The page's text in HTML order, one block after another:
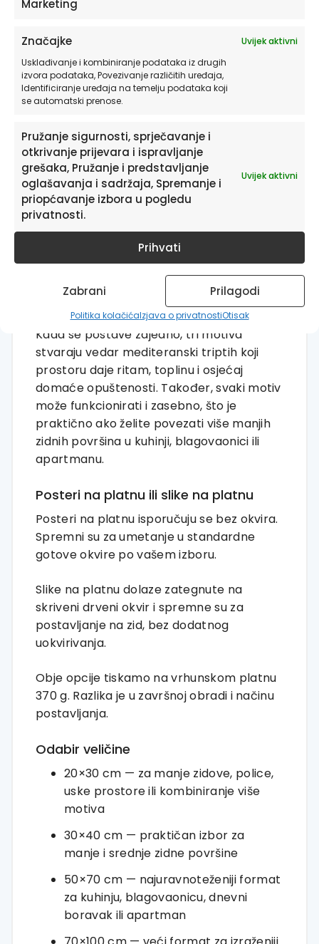
Marketing
Značajke
Uvijek aktivni
Usklađivanje i kombiniranje podataka iz drugih
izvora podataka, Povezivanje različitih uređaja,
Identificiranje uređaja na temelju podataka koji
se automatski prenose.
Pružanje sigurnosti, sprječavanje i
otkrivanje prijevara i ispravljanje
grešaka, Pružanje i predstavljanje
oglašavanja i sadržaja, Spremanje i
priopćavanje izbora u pogledu
privatnosti.
Uvijek aktivni
Prihvati
Zabrani Prilagodi
Politika kolačićaIzjava o privatnostiOtisak
pojedinačni motiv
Dodajte proizvod u košaricu
Mi izrađujemo vaš set i šaljemo ga na
O dizajnu
Dizajn se temelji na tri prepoznatljiva
mediteranska motiva: maslini, limunu i
grožđu. Prvi motiv donosi grane masline s
tamnijim zelenim listovima i toplim
svjetlosnim detaljima, središnji motiv
naglašava limun okružen zelenilom, dok
treći motiv prikazuje grožđe kao simbol
prirodne svježine i obilja.
Kada se postave zajedno, tri motiva
stvaraju vedar mediteranski triptih koji
prostoru daje ritam, toplinu i osjećaj
domaće opuštenosti. Također, svaki motiv
može funkcionirati i zasebno, što je
praktično ako želite povezati više manjih
zidnih površina u kuhinji, blagovaonici ili
apartmanu.
Posteri na platnu ili slike na platnu
Posteri na platnu isporučuju se bez okvira.
Spremni su za umetanje u standardne
gotove okvire po vašem izboru.
Slike na platnu dolaze zategnute na
skriveni drveni okvir i spremne su za
postavljanje na zid, bez dodatnog
uokvirivanja.
Obje opcije tiskamo na vrhunskom platnu
370 g. Razlika je u završnoj obradi i načinu
postavljanja.
Odabir veličine
20×30 cm — za manje zidove, police,
uske prostore ili kombiniranje više
motiva
30×40 cm — praktičan izbor za
manje i srednje zidne površine
50×70 cm — najuravnoteženiji format
za kuhinju, blagovaonicu, dnevni
boravak ili apartman